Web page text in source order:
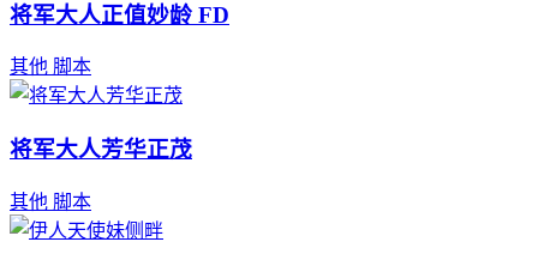
将军大人正值妙龄 FD
其他 脚本
将军大人芳华正茂
其他 脚本